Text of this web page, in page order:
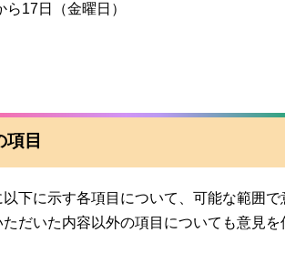
17日（金曜日）
目
下に示す各項目について、可能な範囲で
だいた内容以外の項目についても意見を